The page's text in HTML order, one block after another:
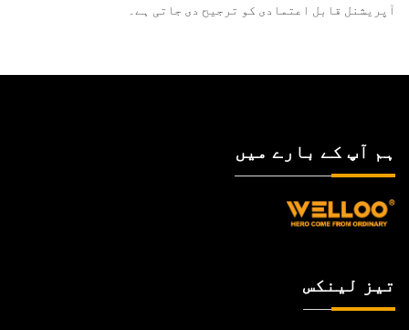
آپریشنل قابل اعتمادی کو ترجیح دی جاتی ہے۔
ہم آپ کے بارے میں
تیز لینکس